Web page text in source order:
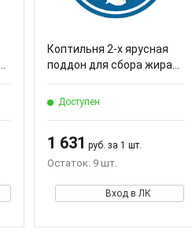
Коптильня 2-х ярусная
поддон для сбора жира...
Доступен
1 631 руб. за 1 шт.
Остаток: 9 шт.
Вход в ЛК